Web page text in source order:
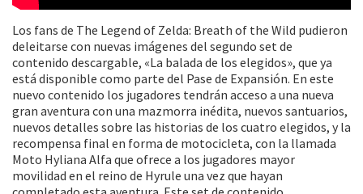
Los fans de The Legend of Zelda: Breath of the Wild pudieron
deleitarse con nuevas imágenes del segundo set de
contenido descargable, «La balada de los elegidos», que ya
está disponible como parte del Pase de Expansión. En este
nuevo contenido los jugadores tendrán acceso a una nueva
gran aventura con una mazmorra inédita, nuevos santuarios,
nuevos detalles sobre las historias de los cuatro elegidos, y la
recompensa final en forma de motocicleta, con la llamada
Moto Hyliana Alfa que ofrece a los jugadores mayor
movilidad en el reino de Hyrule una vez que hayan